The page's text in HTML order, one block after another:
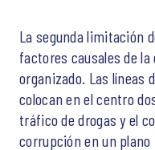
La segunda limitación
factores causales de
organizado. Las líneas
colocan en el centro
tráfico de drogas y el
corrupción en un